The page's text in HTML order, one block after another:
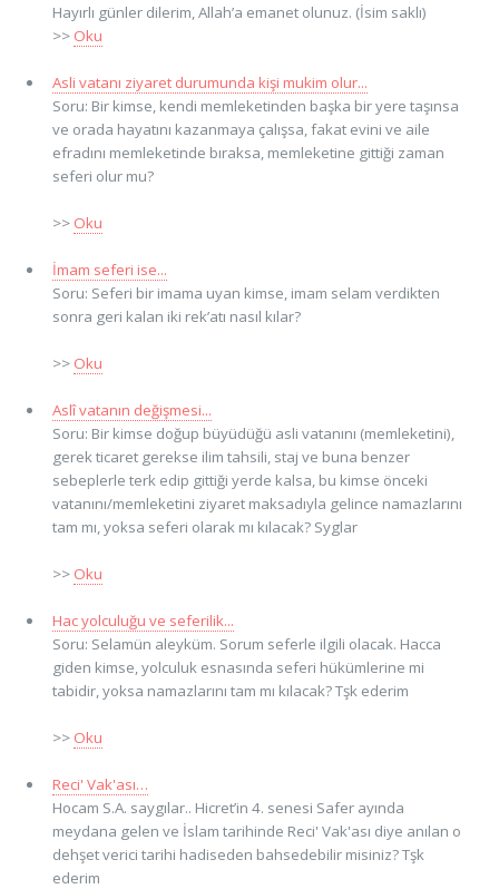
Hayırlı günler dilerim, Allah’a emanet olunuz. (İsim saklı)
>> Oku
Asli vatanı ziyaret durumunda kişi mukim olur...
Soru: Bir kimse, kendi memleketinden başka bir yere taşınsa
ve orada hayatını kazanmaya çalışsa, fakat evini ve aile
efradını memleketinde bıraksa, memleketine gittiği zaman
seferi olur mu?
>> Oku
İmam seferi ise...
Soru: Seferi bir imama uyan kimse, imam selam verdikten
sonra geri kalan iki rek’atı nasıl kılar?
>> Oku
Aslî vatanın değişmesi...
Soru: Bir kimse doğup büyüdüğü asli vatanını (memleketini),
gerek ticaret gerekse ilim tahsili, staj ve buna benzer
sebeplerle terk edip gittiği yerde kalsa, bu kimse önceki
vatanını/memleketini ziyaret maksadıyla gelince namazlarını
tam mı, yoksa seferi olarak mı kılacak? Syglar
>> Oku
Hac yolculuğu ve seferilik...
Soru: Selamün aleyküm. Sorum seferle ilgili olacak. Hacca
giden kimse, yolculuk esnasında seferi hükümlerine mi
tabidir, yoksa namazlarını tam mı kılacak? Tşk ederim
>> Oku
Reci' Vak'ası…
Hocam S.A. saygılar.. Hicret’in 4. senesi Safer ayında
meydana gelen ve İslam tarihinde Reci' Vak'ası diye anılan o
dehşet verici tarihi hadiseden bahsedebilir misiniz? Tşk
ederim